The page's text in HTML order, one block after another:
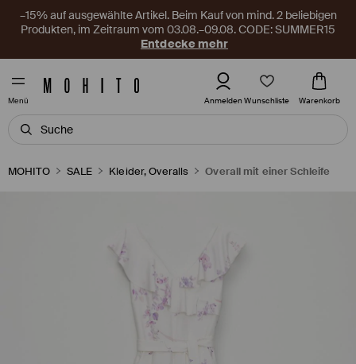
–15% auf ausgewählte Artikel. Beim Kauf von mind. 2 beliebigen
Produkten, im Zeitraum vom 03.08.–09.08. CODE: SUMMER15
Entdecke mehr
Menü Anmelden Wunschliste Warenkorb
MOHITO SALE Kleider, Overalls Overall mit einer Schleife